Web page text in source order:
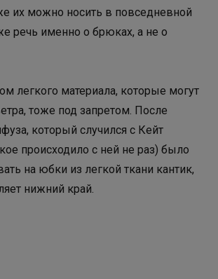
их можно носить в повседневной
речь именно о брюках, а не о
легкого материала, которые могут
тоже под запретом. После
который случился с Кейт
происходило с ней не раз) было
на юбки из легкой ткани кантик,
нижний край.